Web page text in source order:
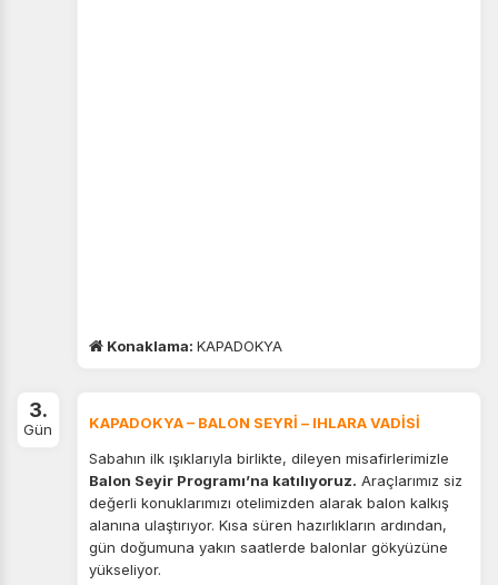
ÇEREZ KULLANIM AYARLARINIZ
Konaklama: KAPADOKYA
3.
Gün
KAPADOKYA – BALON SEYRİ – IHLARA VADİSİ
Sabahın ilk ışıklarıyla birlikte, dileyen misafirlerimizle
Balon Seyir Programı’na katılıyoruz. Araçlarımız siz
değerli konuklarımızı otelimizden alarak balon kalkış
alanına ulaştırıyor. Kısa süren hazırlıkların ardından,
gün doğumuna yakın saatlerde balonlar gökyüzüne
yükseliyor.